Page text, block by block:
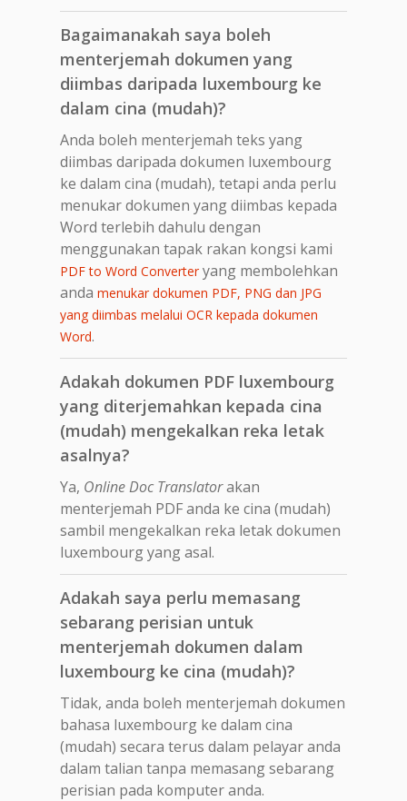
Bagaimanakah saya boleh
menterjemah dokumen yang
diimbas daripada luxembourg ke
dalam cina (mudah)?
Anda boleh menterjemah teks yang
diimbas daripada dokumen luxembourg
ke dalam cina (mudah), tetapi anda perlu
menukar dokumen yang diimbas kepada
Word terlebih dahulu dengan
menggunakan tapak rakan kongsi kami
PDF to Word Converteryang membolehkan
anda menukar dokumen PDF, PNG dan JPG
yang diimbas melalui OCR kepada dokumen
Word.
Adakah dokumen PDF luxembourg
yang diterjemahkan kepada cina
(mudah) mengekalkan reka letak
asalnya?
Ya, Online Doc Translatorakan
menterjemah PDF anda ke cina (mudah)
sambil mengekalkan reka letak dokumen
luxembourg yang asal.
Adakah saya perlu memasang
sebarang perisian untuk
menterjemah dokumen dalam
luxembourg ke cina (mudah)?
Tidak, anda boleh menterjemah dokumen
bahasa luxembourg ke dalam cina
(mudah) secara terus dalam pelayar anda
dalam talian tanpa memasang sebarang
perisian pada komputer anda.